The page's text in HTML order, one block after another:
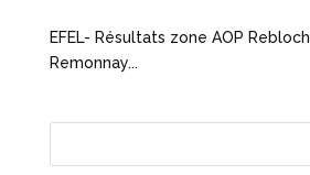
EFEL- Résultats zone AOP
Remonnay...